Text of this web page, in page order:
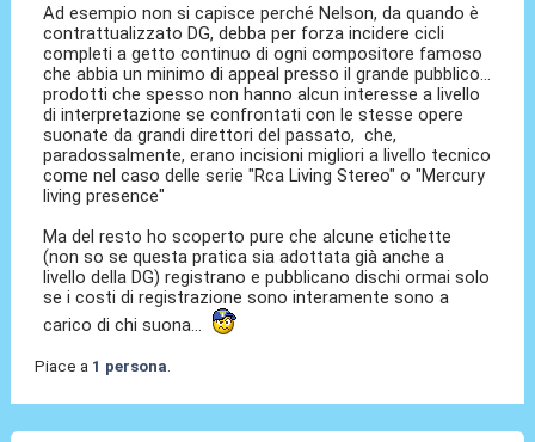
Ad esempio non si capisce perché Nelson, da quando è
contrattualizzato DG, debba per forza incidere cicli
completi a getto continuo di ogni compositore famoso
che abbia un minimo di appeal presso il grande pubblico...
prodotti che spesso non hanno alcun interesse a livello
di interpretazione se confrontati con le stesse opere
suonate da grandi direttori del passato, che,
paradossalmente, erano incisioni migliori a livello tecnico
come nel caso delle serie "Rca Living Stereo" o "Mercury
living presence"
Ma del resto ho scoperto pure che alcune etichette
(non so se questa pratica sia adottata già anche a
livello della DG) registrano e pubblicano dischi ormai solo
se i costi di registrazione sono interamente sono a
carico di chi suona...
Piace a 1 persona.